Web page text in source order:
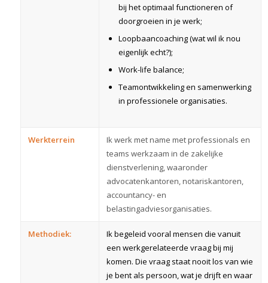
bij het optimaal functioneren of
doorgroeien in je werk;
Loopbaancoaching (wat wil ik nou
eigenlijk echt?);
Work-life balance;
Teamontwikkeling en samenwerking
in professionele organisaties.
Werkterrein
Ik werk met name met professionals en
teams werkzaam in de zakelijke
dienstverlening, waaronder
advocatenkantoren, notariskantoren,
accountancy- en
belastingadviesorganisaties.
Methodiek:
Ik begeleid vooral mensen die vanuit
een werkgerelateerde vraag bij mij
komen. Die vraag staat nooit los van wie
je bent als persoon, wat je drijft en waar